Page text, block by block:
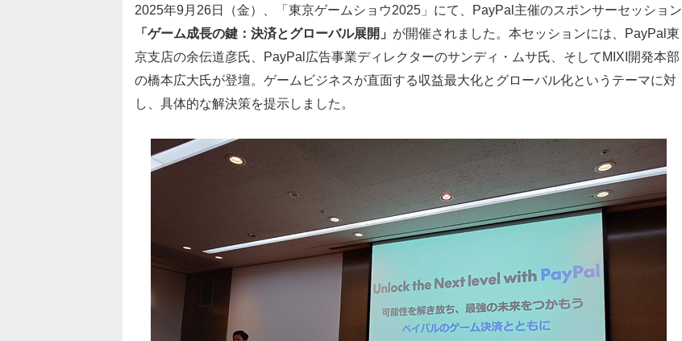
2025年9月26日（金）、「東京ゲームショウ2025」にて、PayPal主催のスポンサーセッション
「ゲーム成長の鍵：決済とグローバル展開」 が開催されました。本セッションには、PayPal東
京支店の余伝道彦氏、PayPal広告事業ディレクターのサンディ・ムサ氏、そしてMIXI開発本部
の橋本広大氏が登壇。ゲームビジネスが直面する収益最大化とグローバル化というテーマに対
し、具体的な解決策を提示しました。